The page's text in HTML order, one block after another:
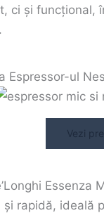
ci și
Espressor-ul
Vezi
rapidă, ideală